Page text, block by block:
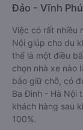
Đảo - Vĩnh
Việc có rất nhiều
Nội giúp cho du
thể là một điều
chọn nhà xe nào
bảo giữ chỗ, có
Ba Đình - Hà Nội
khách hàng sau
100%.